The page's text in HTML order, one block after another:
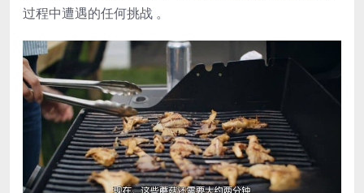
过程中遭遇的任何挑战 。